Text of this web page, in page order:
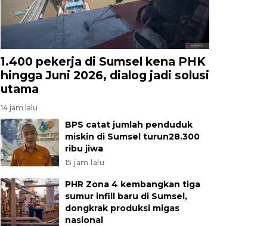
1.400 pekerja di Sumsel kena PHK
hingga Juni 2026, dialog jadi solusi
utama
14 jam lalu
BPS catat jumlah penduduk
miskin di Sumsel turun28.300
ribu jiwa
15 jam lalu
PHR Zona 4 kembangkan tiga
sumur infill baru di Sumsel,
dongkrak produksi migas
nasional